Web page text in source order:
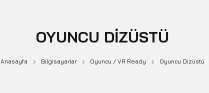
OYUNCU DIZÜSTÜ
Anasayfa Bilgisayarlar Oyuncu / VR Ready Oyuncu Dizüstü